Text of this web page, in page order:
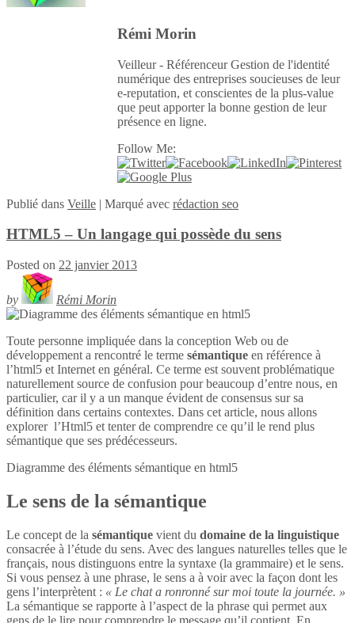
Rémi Morin
Veilleur - Référenceur Gestion de l'identité
numérique des entreprises soucieuses de leur
e-reputation, et conscientes de la plus-value
que peut apporter la bonne gestion de leur
présence en ligne.
Follow Me:
Publié dans Veille | Marqué avec rédaction seo
HTML5 – Un langage qui possède du sens
Posted on 22 janvier 2013
by Rémi Morin
Toute personne impliquée dans la conception Web ou de
développement a rencontré le terme sémantique en référence à
l’html5 et Internet en général. Ce terme est souvent problématique
naturellement source de confusion pour beaucoup d’entre nous, en
particulier, car il y a un manque évident de consensus sur sa
définition dans certains contextes. Dans cet article, nous allons
explorer l’Html5 et tenter de comprendre ce qu’il le rend plus
sémantique que ses prédécesseurs.
Diagramme des éléments sémantique en html5
Le sens de la sémantique
Le concept de la sémantique vient du domaine de la linguistique
consacrée à l’étude du sens. Avec des langues naturelles telles que le
français, nous distinguons entre la syntaxe (la grammaire) et le sens.
Si vous pensez à une phrase, le sens a à voir avec la façon dont les
gens l’interprètent : « Le chat a ronronné sur moi toute la journée. »
La sémantique se rapporte à l’aspect de la phrase qui permet aux
gens de le lire pour comprendre le message qu’il contient. En